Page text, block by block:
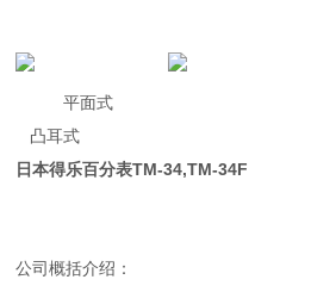
平
凸耳式
日本得乐百分表TM-34,TM-34F
公司概括介绍：